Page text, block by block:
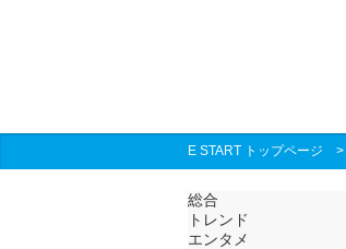
E START トップページ >
総合
トレンド
エンタメ